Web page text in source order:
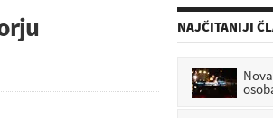
NAJČITANIJI